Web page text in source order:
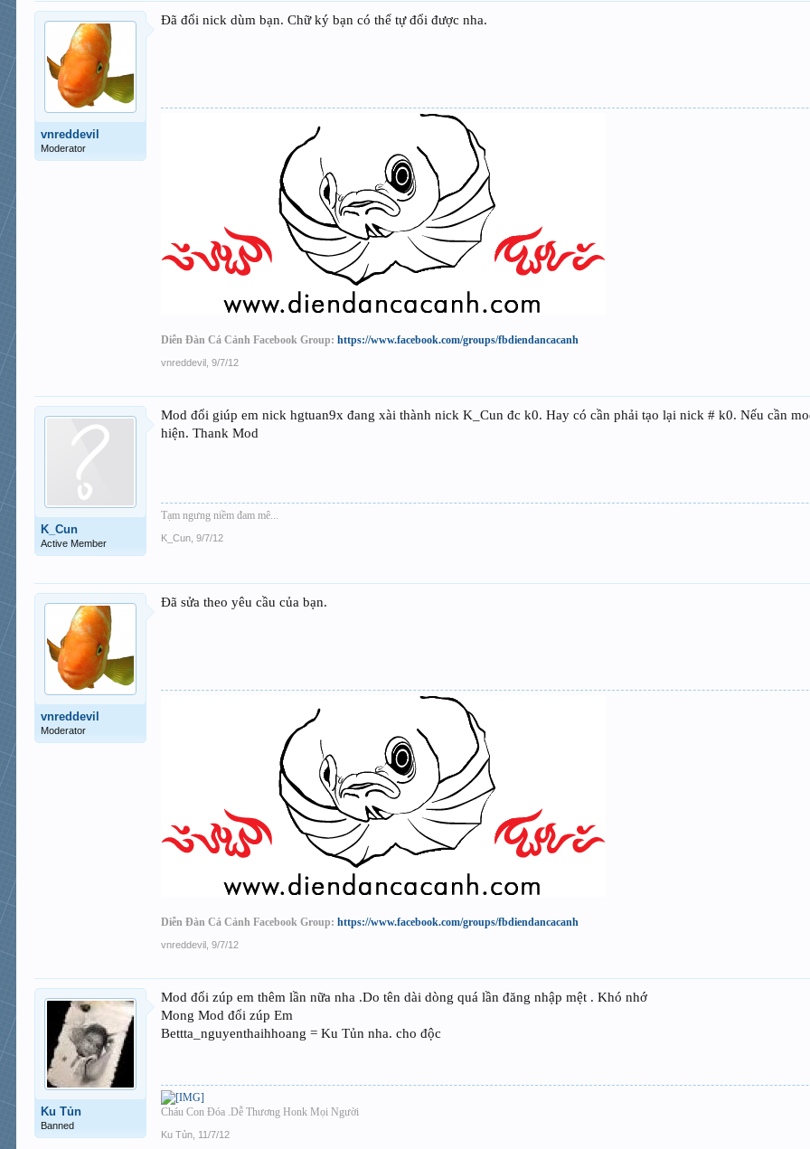
vnreddevil
Moderator
Đã đổi nick dùm bạn. Chữ ký bạn có thể tự đổi được nha.
Diễn Đàn Cá Cảnh Facebook Group:https://www.facebook.com/groups/fbdiendancacanh
vnreddevil 9/7/12
K_Cun
Active Member
Mod đổi giúp em nick hgtuan9x đang xài thành nick K_Cun đc k0. Hay có cần phải tạo lại nick # k0. Nếu cần
hiện. Thank Mod
Tạm ngưng niềm đam mê...
K_Cun 9/7/12
vnreddevil
Moderator
Đã sửa theo yêu cầu của bạn.
Diễn Đàn Cá Cảnh Facebook Group:https://www.facebook.com/groups/fbdiendancacanh
vnreddevil 9/7/12
Ku Tủn
Banned
Mod đổi zúp em thêm lần nữa nha .Do tên dài dòng quá lần đăng nhập mệt . Khó nhớ
Mong Mod đổi zúp Em
Bettta_nguyenthaihhoang = Ku Tủn nha. cho độc
Cháu Con Đóa .Dễ Thương Honk Mọi Người
Ku Tủn 11/7/12